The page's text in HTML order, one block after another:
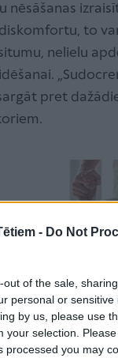
- Do Not
out of the sale,
personal or
by us, please use
your selection.
processed you may
nēsāšanas
to
nelielu
pret